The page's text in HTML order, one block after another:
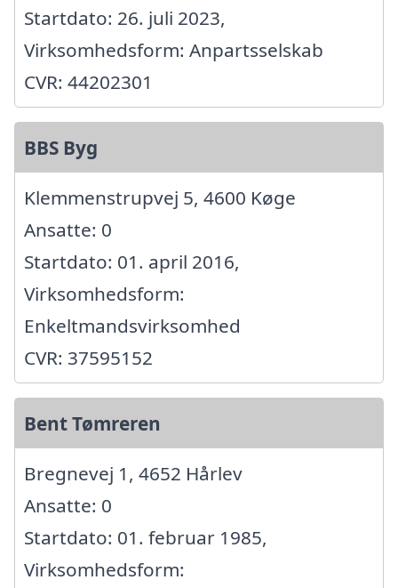
Startdato: 26. juli 2023,
Virksomhedsform: Anpartsselskab
CVR: 44202301
BBS Byg
Klemmenstrupvej 5, 4600 Køge
Ansatte: 0
Startdato: 01. april 2016,
Virksomhedsform:
Enkeltmandsvirksomhed
CVR: 37595152
Bent Tømreren
Bregnevej 1, 4652 Hårlev
Ansatte: 0
Startdato: 01. februar 1985,
Virksomhedsform: